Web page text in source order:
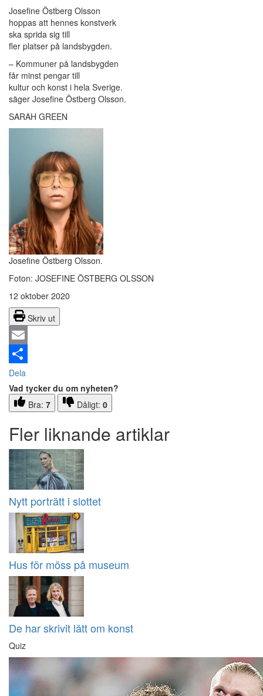
Josefine Östberg Olsson
hoppas att hennes konstverk
ska sprida sig till
fler platser på landsbygden.
– Kommuner på landsbygden
får minst pengar till
kultur och konst i hela Sverige.
säger Josefine Östberg Olsson.
SARAH GREEN
Josefine Östberg Olsson.
Foton: JOSEFINE ÖSTBERG OLSSON
12 oktober 2020
Skriv ut
Email
Dela
Vad tycker du om nyheten?
Bra: 7 Dåligt: 0
Fler liknande artiklar
Nytt porträtt i slottet
Hus för möss på museum
De har skrivit lätt om konst
Quiz